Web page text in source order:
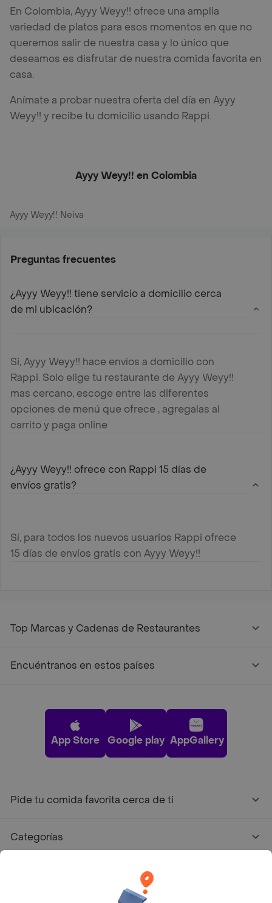
En Colombia, Ayyy Weyy!! ofrece una amplia
variedad de platos para esos momentos en que no
queremos salir de nuestra casa y lo único que
deseamos es disfrutar de nuestra comida favorita en
casa.
Anímate a probar nuestra oferta del día en Ayyy
Weyy!! y recibe tu domicilio usando Rappi.
Ayyy Weyy!! en Colombia
Ayyy Weyy!! Neiva
Preguntas frecuentes
¿Ayyy Weyy!! tiene servicio a domicilio cerca
de mi ubicación?
Si, Ayyy Weyy!! hace envíos a domicilio con
Rappi. Solo elige tu restaurante de Ayyy Weyy!!
mas cercano, escoge entre las diferentes
opciones de menú que ofrece , agregalas al
carrito y paga online
¿Ayyy Weyy!! ofrece con Rappi 15 días de
envíos gratis?
Sí, para todos los nuevos usuarios Rappi ofrece
15 días de envíos gratis con Ayyy Weyy!!
Top Marcas y Cadenas de Restaurantes
Encuéntranos en estos países
App Store Google play AppGallery
Pide tu comida favorita cerca de ti
Categorías